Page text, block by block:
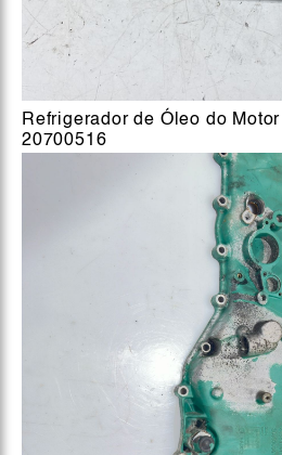
Refrigerador de Óleo do
20700516